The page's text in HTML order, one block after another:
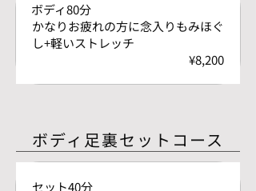
ボディ80分
かなりお疲れの方に念入りもみほぐ
し+軽いストレッチ
¥8,200
ボディ足裏セットコース
セット40分